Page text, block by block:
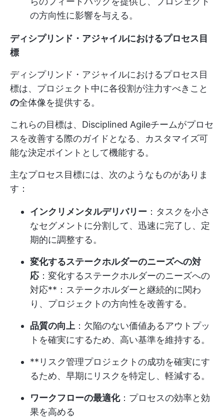
の方向性に影響を与える。
ディシプリンド・アジャイルにおけるプロセス目
標
ディシプリンド・アジャイルにおけるプロセス目
標は、プロジェクト中に各役割が注力すべきこと
の全体像を提供する。
これらの目標は、Disciplined Agileチームがプロセ
スを改善する際のガイドとなる、カスタマイズ可
能な決定ポイントとして機能する。
主なプロセス目標には、次のようなものがありま
す：
インクリメンタルデリバリー ：タスクを小さ
なセグメントに分割して、迅速に完了し、定
期的に調整する。
変化するステークホルダーのニーズへの対
応：変化するステークホルダーのニーズへの
対応**：ステークホルダーと継続的に関わ
り、プロジェクトの方向性を改善する。
品質の向上 ：欠陥のない価値あるアウトプッ
トを確実にするため、高い基準を維持する。
**リスク管理プロジェクトの成功を確実にす
るため、早期にリスクを特定し、軽減する。
ワークフローの最適化：プロセスの効率と効
果を高める